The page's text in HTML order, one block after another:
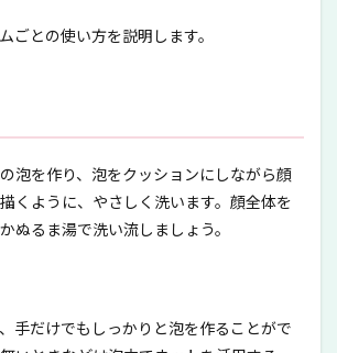
ごとの使い方を説明します。
泡を作り、泡をクッションにしながら顔
くように、やさしく洗います。顔全体を
ぬるま湯で洗い流しましょう。
手だけでもしっかりと泡を作ることがで